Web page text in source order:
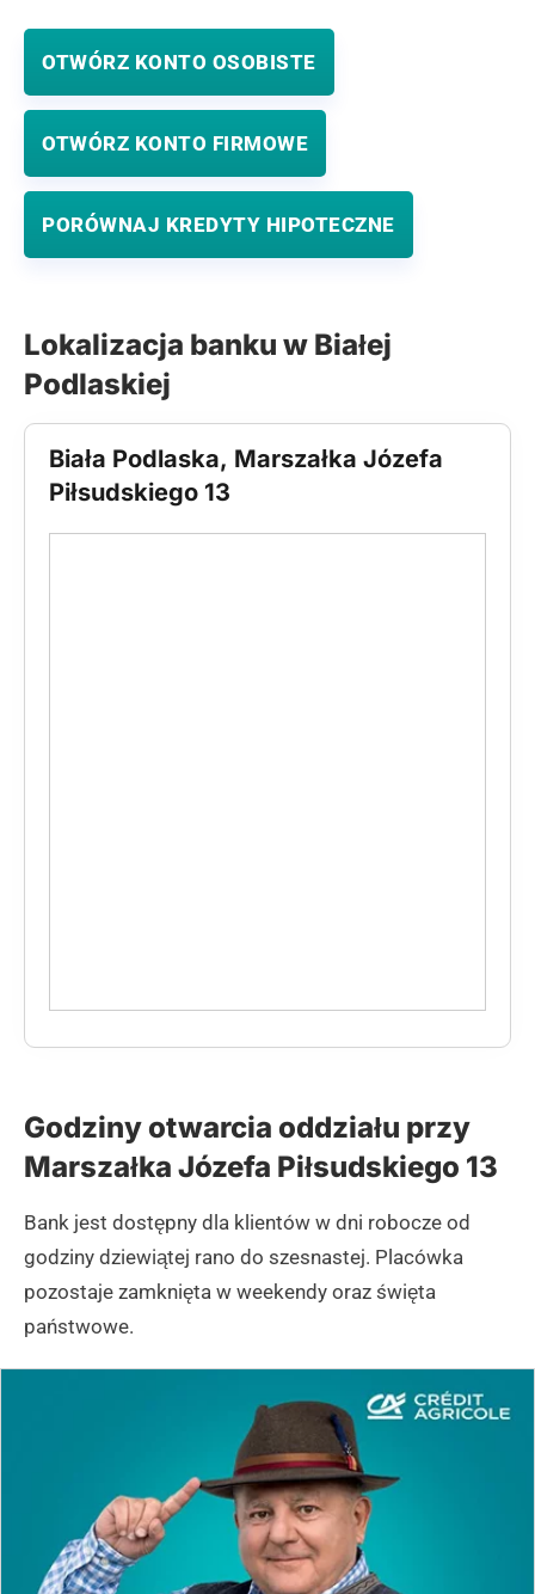
OTWÓRZ KONTO OSOBISTE
OTWÓRZ KONTO FIRMOWE
PORÓWNAJ KREDYTY HIPOTECZNE
Lokalizacja banku w Białej
Podlaskiej
Biała Podlaska, Marszałka Józefa
Piłsudskiego 13
Godziny otwarcia oddziału przy
Marszałka Józefa Piłsudskiego 13
Bank jest dostępny dla klientów w dni robocze od
godziny dziewiątej rano do szesnastej. Placówka
pozostaje zamknięta w weekendy oraz święta
państwowe.